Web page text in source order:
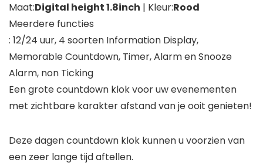
Maat:Digital height 1.8inch | Kleur:Rood
Meerdere functies
: 12/24 uur, 4 soorten Information Display,
Memorable Countdown, Timer, Alarm en Snooze
Alarm, non Ticking
Een grote countdown klok voor uw evenementen
met zichtbare karakter afstand van je ooit genieten!
Deze dagen countdown klok kunnen u voorzien van
een zeer lange tijd aftellen.